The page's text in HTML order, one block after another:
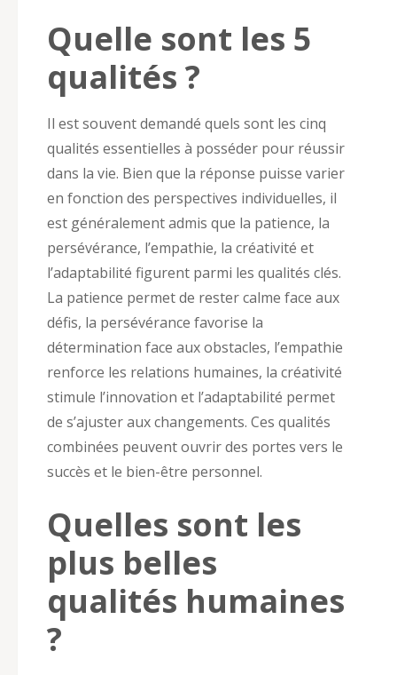
Quelle sont les 5
qualités ?
Il est souvent demandé quels sont les cinq
qualités essentielles à posséder pour réussir
dans la vie. Bien que la réponse puisse varier
en fonction des perspectives individuelles, il
est généralement admis que la patience, la
persévérance, l’empathie, la créativité et
l’adaptabilité figurent parmi les qualités clés.
La patience permet de rester calme face aux
défis, la persévérance favorise la
détermination face aux obstacles, l’empathie
renforce les relations humaines, la créativité
stimule l’innovation et l’adaptabilité permet
de s’ajuster aux changements. Ces qualités
combinées peuvent ouvrir des portes vers le
succès et le bien-être personnel.
Quelles sont les
plus belles
qualités humaines
?